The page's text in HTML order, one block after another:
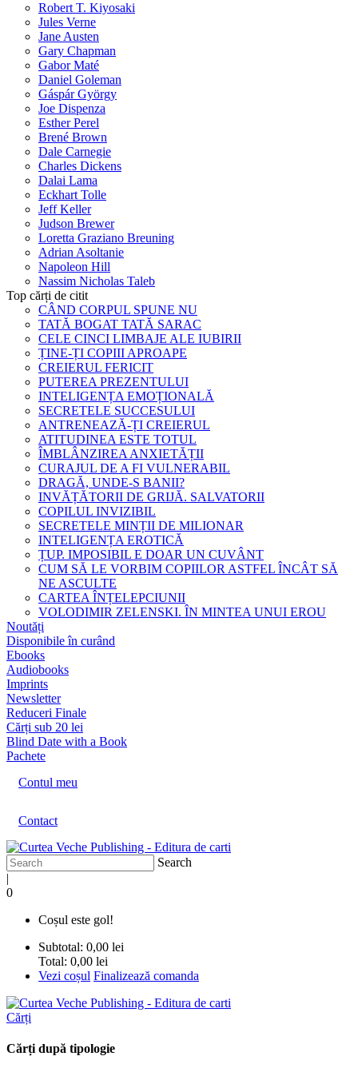
Robert T. Kiyosaki
Jules Verne
Jane Austen
Gary Chapman
Gabor Maté
Daniel Goleman
Gáspár György
Joe Dispenza
Esther Perel
Brené Brown
Dale Carnegie
Charles Dickens
Dalai Lama
Eckhart Tolle
Jeff Keller
Judson Brewer
Loretta Graziano Breuning
Adrian Asoltanie
Napoleon Hill
Nassim Nicholas Taleb
Top cărți de citit
CÂND CORPUL SPUNE NU
TATĂ BOGAT TATĂ SARAC
CELE CINCI LIMBAJE ALE IUBIRII
ȚINE-ȚI COPIII APROAPE
CREIERUL FERICIT
PUTEREA PREZENTULUI
INTELIGENȚA EMOȚIONALĂ
SECRETELE SUCCESULUI
ANTRENEAZĂ-ȚI CREIERUL
ATITUDINEA ESTE TOTUL
ÎMBLÂNZIREA ANXIETĂȚII
CURAJUL DE A FI VULNERABIL
DRAGĂ, UNDE-S BANII?
INVĂȚĂTORII DE GRIJĂ. SALVATORII
COPILUL INVIZIBIL
SECRETELE MINȚII DE MILIONAR
INTELIGENȚA EROTICĂ
ȚUP. IMPOSIBIL E DOAR UN CUVÂNT
CUM SĂ LE VORBIM COPIILOR ASTFEL ÎNCÂT SĂ
NE ASCULTE
CARTEA ÎNȚELEPCIUNII
VOLODIMIR ZELENSKI. ÎN MINTEA UNUI EROU
Noutăți
Disponibile în curând
Ebooks
Audiobooks
Imprints
Newsletter
Reduceri Finale
Cărți sub 20 lei
Blind Date with a Book
Pachete
Contul meu
Contact
Search
|
0
Coșul este gol!
Subtotal: 0,00 lei
Total: 0,00 lei
Vezi coșul Finalizează comanda
Cărți
Cărți după tipologie